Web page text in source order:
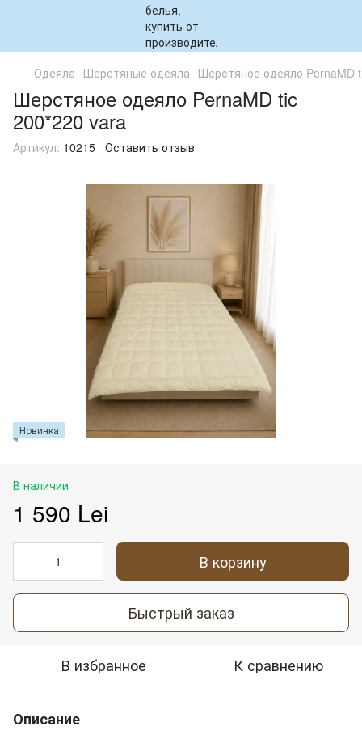
Одеяла Шерстяные одеяла Шерстяное одеяло PernaMD
Шерстяное одеяло PernaMD tic
200*220 vara
Артикул: 10215 Оставить отзыв
Новинка
В наличии
1 590 Lei
В корзину
Быстрый заказ
В избранное К сравнению
Описание